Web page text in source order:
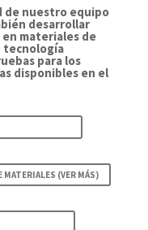
de nuestro equipo
desarrollar
materiales de
tecnología
para los
disponibles en el
(VER MÁS)